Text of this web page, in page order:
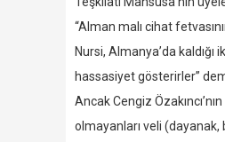
“Alman malı cihat
Nursi, Almanya’da
hassasiyet gösterirler”
Ancak Cengiz
olmayanları veli (dayanak,